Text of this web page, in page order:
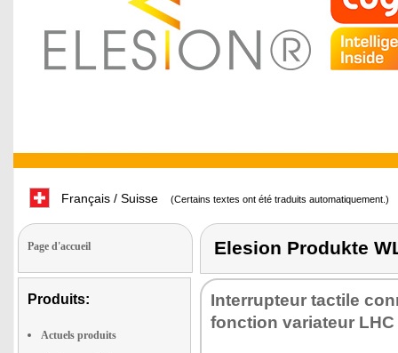
Français / Suisse (Certains textes ont été traduits automatiquement.)
Page d'accueil
Produits:
Actuels produits
Elesion Produkte
Interrupteur tactile
fonction variateur LHC